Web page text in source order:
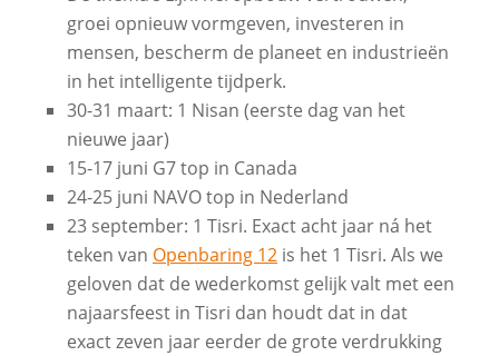
groei opnieuw vormgeven, investeren in
mensen, bescherm de planeet en industrieën
in het intelligente tijdperk.
30-31 maart: 1 Nisan (eerste dag van het
nieuwe jaar)
15-17 juni G7 top in Canada
24-25 juni NAVO top in Nederland
23 september: 1 Tisri. Exact acht jaar ná het
teken van Openbaring 12 is het 1 Tisri. Als we
geloven dat de wederkomst gelijk valt met een
najaarsfeest in Tisri dan houdt dat in dat
exact zeven jaar eerder de grote verdrukking